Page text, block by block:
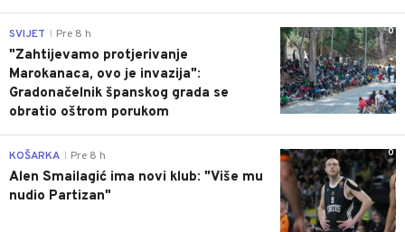
0
SVIJET Pre 8 h
"Zahtijevamo protjerivanje
Marokanaca, ovo je invazija":
Gradonačelnik španskog grada se
obratio oštrom porukom
0
KOŠARKA Pre 8 h
Alen Smailagić ima novi klub: "Više mu
nudio Partizan"